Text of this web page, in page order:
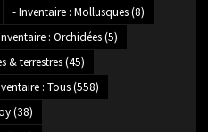
- Inventaire : Mollusques(8)
: Orchidées(5)
& terrestres(45)
: Tous(558)
(38)